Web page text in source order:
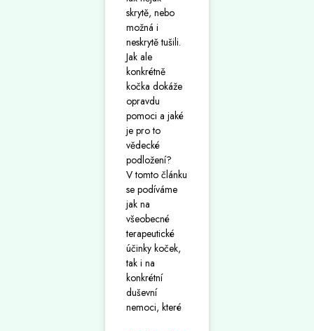
skrytě, nebo
možná i
neskrytě tušili.
Jak ale
konkrétně
kočka dokáže
opravdu
pomoci a jaké
je pro to
vědecké
podložení?
V tomto článku
se podíváme
jak na
všeobecné
terapeutické
účinky koček,
tak i na
konkrétní
duševní
nemoci, které